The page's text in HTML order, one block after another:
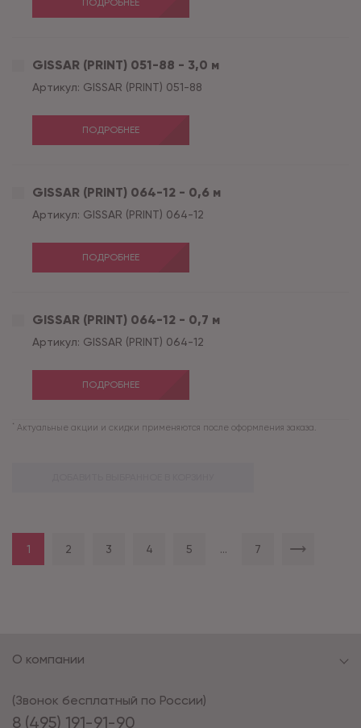
ПОДРОБНЕЕ
GISSAR (PRINT) 051-88 - 3,0 м
Артикул: GISSAR (PRINT) 051-88
ПОДРОБНЕЕ
GISSAR (PRINT) 064-12 - 0,6 м
Артикул: GISSAR (PRINT) 064-12
ПОДРОБНЕЕ
GISSAR (PRINT) 064-12 - 0,7 м
Артикул: GISSAR (PRINT) 064-12
ПОДРОБНЕЕ
* Актуальные акции и скидки применяются после оформления заказа.
1 2 3 4 5 ... 7
8 (495) 191-91-90
(Звонок бесплатный по России)
О компании